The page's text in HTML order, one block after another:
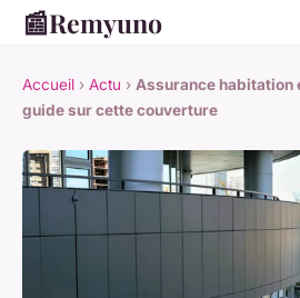
📰Remyuno
Accueil › Actu › Assurance habitation
guide sur cette couverture